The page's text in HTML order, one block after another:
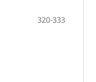
320-333